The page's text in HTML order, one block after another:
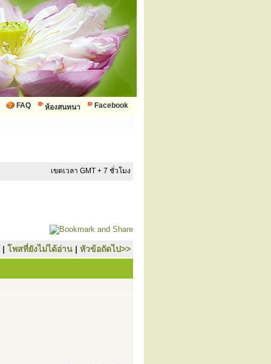
Facebook
ห้องสนทนา
FAQ
เขตเวลา GMT + 7 ชั่วโมง
| โพสที่ยังไม่ได้อ่าน | หัวข้อถัดไป>>